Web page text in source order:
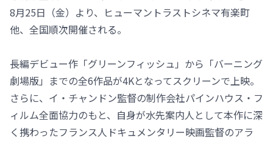
8月25日（金）より、ヒューマントラストシネマ有楽町
他、全国順次開催される。
長編デビュー作「グリーンフィッシュ」から「バーニング
劇場版」までの全6作品が4Kとなってスクリーンで上映。
さらに、イ・チャンドン監督の制作会社パインハウス・フ
ィルム全面協力のもと、自身が水先案内人として本作に深
く携わったフランス人ドキュメンタリー映画監督のアラ